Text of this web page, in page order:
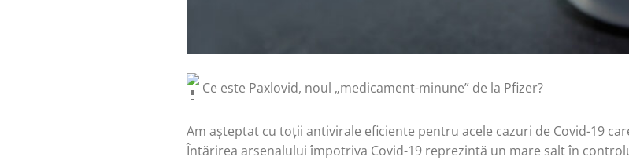
Ce este Paxlovid, noul „medicament-minune” de la Pfizer?
Am așteptat cu toții antivirale eficiente pentru acele cazuri de Covid-19
Întărirea arsenalului împotriva Covid-19 reprezintă un mare salt în